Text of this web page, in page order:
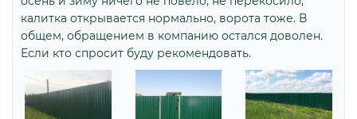
калитка открывается нормально, ворота тоже. В
общем, обращением в компанию остался доволен.
Если кто спросит буду рекомендовать.